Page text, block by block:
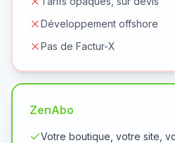
Développement offshore
Pas de Factur-X
ZenAbo
Votre boutique, votre site,